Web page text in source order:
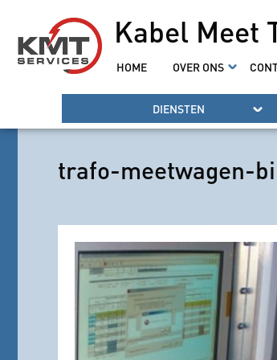
Kabel Meet
HOME OVER ONS
DIENSTEN
trafo-meetwagen-